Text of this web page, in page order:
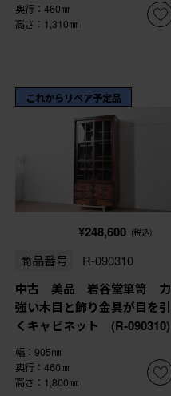
奥行：460㎜
高さ：1,310㎜
これからリペア予定品
¥248,600 (税込)
商品番号 R-090310
中古 美品 岩谷堂箪笥 力
強い木目と飾り金具が目を引
くキャビネット (R-090310)
幅：905㎜
奥行：460㎜
高さ：1,800㎜